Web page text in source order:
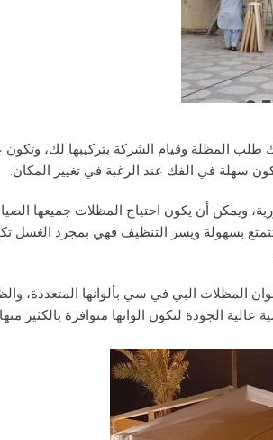
المظلة وقيام الشركة بتركيبها لك، وتكون
سهلة في الفك عند الرغبة في تغيير المكان.
ويمكن أن يكون احتياج المظلات جميعها
بسهولة ويسر التنظيف فهي بمجرد الغسل
المظلات البي في سي بألوانها المتعددة،
الجودة لتكون الوانها متوافرة بالكثير